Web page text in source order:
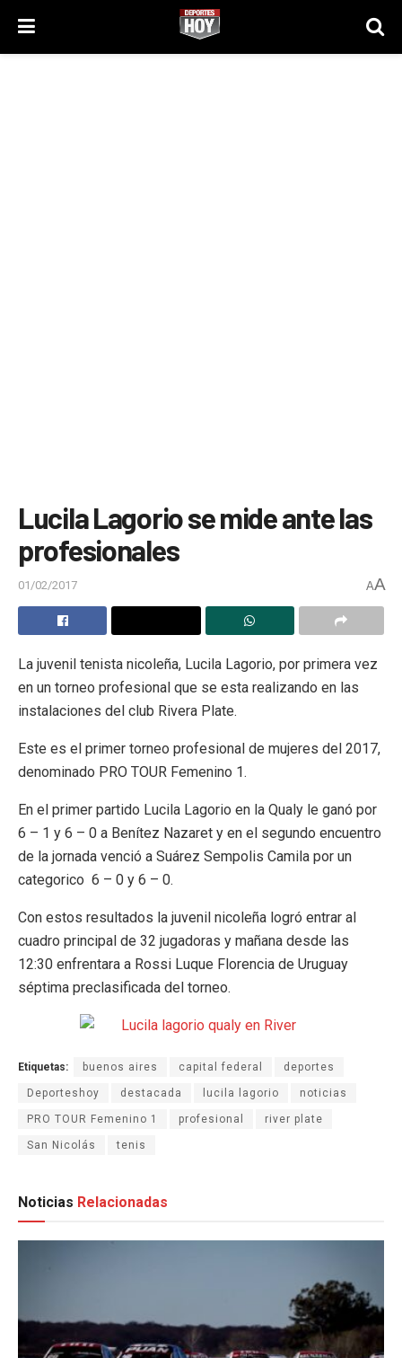
Lucila Lagorio se mide ante las
profesionales
01/02/2017 AA
La juvenil tenista nicoleña, Lucila Lagorio, por primera vez
en un torneo profesional que se esta realizando en las
instalaciones del club Rivera Plate.
Este es el primer torneo profesional de mujeres del 2017,
denominado PRO TOUR Femenino 1.
En el primer partido Lucila Lagorio en la Qualy le ganó por
6 – 1 y 6 – 0 a Benítez Nazaret y en el segundo encuentro
de la jornada venció a Suárez Sempolis Camila por un
categorico 6 – 0 y 6 – 0.
Con estos resultados la juvenil nicoleña logró entrar al
cuadro principal de 32 jugadoras y mañana desde las
12:30 enfrentara a Rossi Luque Florencia de Uruguay
séptima preclasificada del torneo.
Etiquetas: buenos aires capital federal deportes
Deporteshoy destacada lucila lagorio noticias
PRO TOUR Femenino 1 profesional river plate
San Nicolás tenis
Noticias Relacionadas